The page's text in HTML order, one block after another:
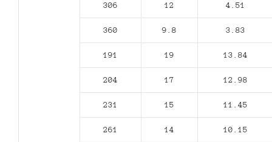
306 12 4.51
360 9.8 3.83
191 19 13.84
204 17 12.98
231 15 11.45
261 14 10.15